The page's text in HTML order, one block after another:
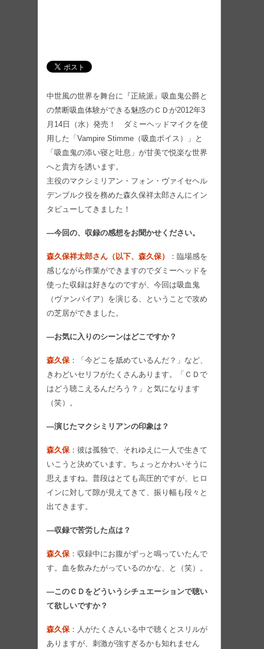
中世風の世界を舞台に『正統派』吸血鬼公爵と
の禁断吸血体験ができる魅惑のＣＤが2012年3
月14日（水）発売！ ダミーヘッドマイクを使
用した「Vampire Stimme（吸血ボイス）」と
「吸血鬼の添い寝と吐息」が甘美で悦楽な世界
へと貴方を誘います。
主役のマクシミリアン・フォン・ヴァイセヘル
デンブルク役を務めた森久保祥太郎さんにイン
タビューしてきました！
―今回の、収録の感想をお聞かせください。
森久保祥太郎さん（以下、森久保）
：臨場感を
感じながら作業ができますのでダミーヘッドを
使った収録は好きなのですが、今回は吸血鬼
（ヴァンパイア）を演じる、ということで攻め
の芝居ができました。
―お気に入りのシーンはどこですか？
森久保 ：「今どこを舐めているんだ？」など、
きわどいセリフがたくさんあります。「ＣＤで
はどう聴こえるんだろう？」と気になります
（笑）。
―演じたマクシミリアンの印象は？
森久保 ：彼は孤独で、それゆえに一人で生きて
いこうと決めています。ちょっとかわいそうに
思えますね。普段はとても高圧的ですが、ヒロ
インに対して隙が見えてきて、振り幅も段々と
出てきます。
―収録で苦労した点は？
森久保 ：収録中にお腹がずっと鳴っていたんで
す。血を飲みたがっているのかな、と（笑）。
―このＣＤをどういうシチュエーションで聴い
て欲しいですか？
森久保 ：人がたくさんいる中で聴くとスリルが
ありますが、刺激が強すぎるかも知れません